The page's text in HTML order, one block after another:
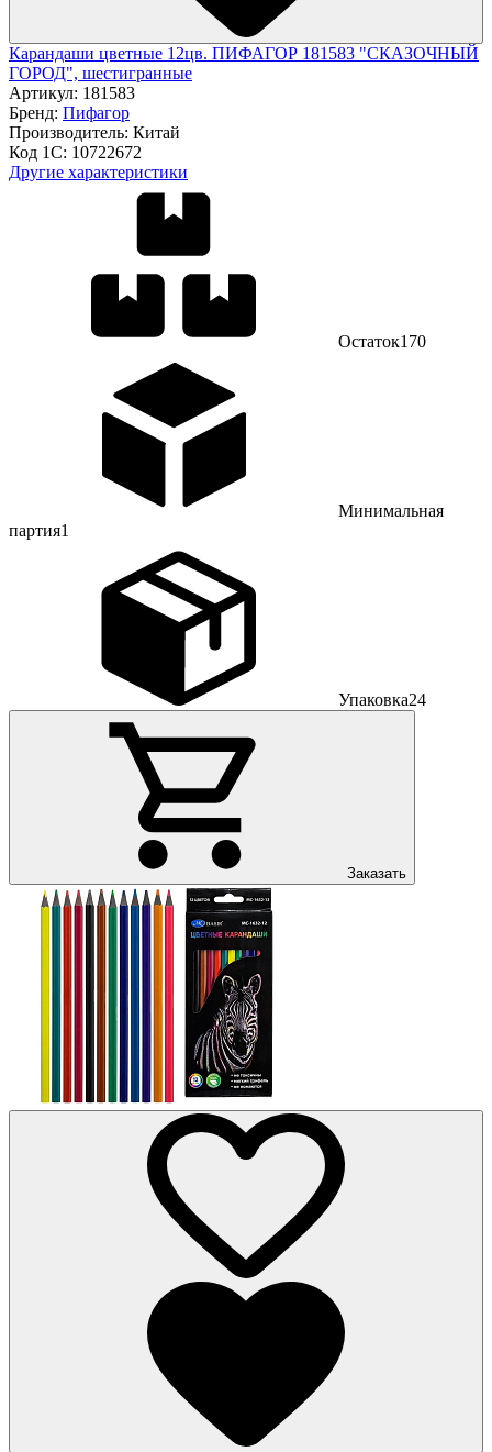
Карандаши цветные 12цв. ПИФАГОР 181583 "СКАЗОЧНЫЙ
ГОРОД", шестигранные
Артикул: 181583
Бренд: Пифагор
Производитель: Китай
Код 1С: 10722672
Другие характеристики
Остаток170
Минимальная
партия1
Упаковка24
Заказать